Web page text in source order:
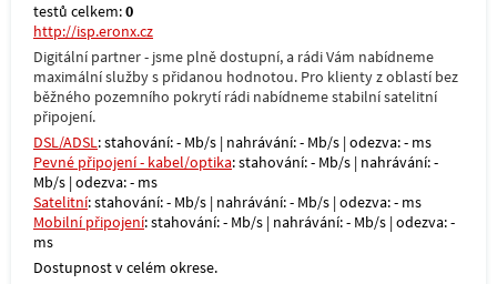
testů celkem:0
http://isp.eronx.cz
Digitální partner - jsme plně dostupní, a rádi Vám nabídneme
maximální služby s přidanou hodnotou. Pro klienty z oblastí bez
běžného pozemního pokrytí rádi nabídneme stabilní satelitní
připojení.
DSL/ADSL: stahování: - Mb/s | nahrávání: - Mb/s | odezva: - ms
Pevné připojení - kabel/optika: stahování: - Mb/s | nahrávání: -
Mb/s | odezva: - ms
Satelitní: stahování: - Mb/s | nahrávání: - Mb/s | odezva: - ms
Mobilní připojení: stahování: - Mb/s | nahrávání: - Mb/s | odezva: -
ms
Dostupnost v celém okrese.